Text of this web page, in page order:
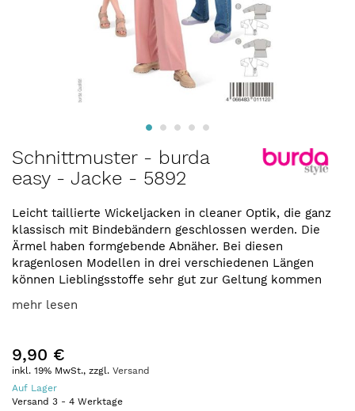
Anfang
der
springen
Schnittmuster - burda
easy - Jacke - 5892
Leicht taillierte Wickeljacken in cleaner Optik, die ganz
klassisch mit Bindebändern geschlossen werden. Die
Ärmel haben formgebende Abnäher. Bei diesen
kragenlosen Modellen in drei verschiedenen Längen
können Lieblingsstoffe sehr gut zur Geltung kommen
mehr lesen
9,90 €
inkl. 19% MwSt., zzgl. Versand
Auf Lager
Versand 3 - 4 Werktage